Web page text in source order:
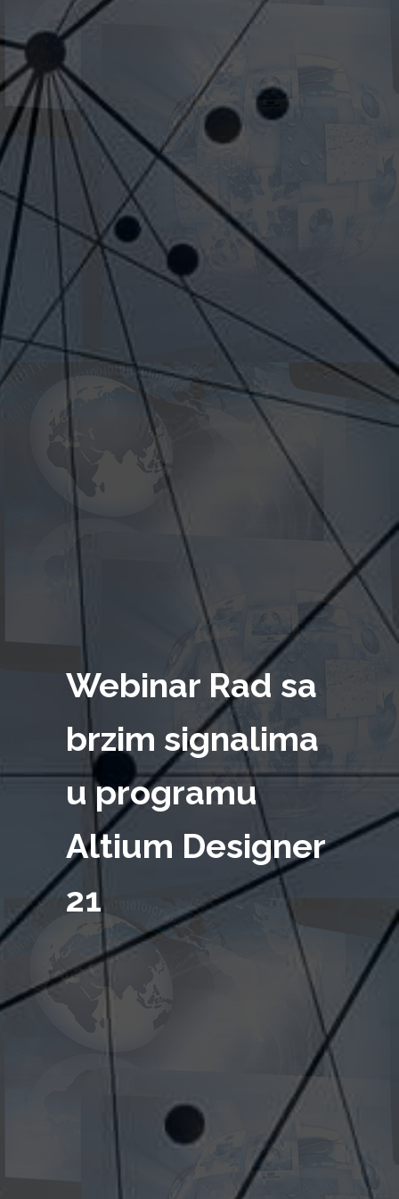
Webinar Rad sa
brzim signalima
u programu
Altium Designer
21